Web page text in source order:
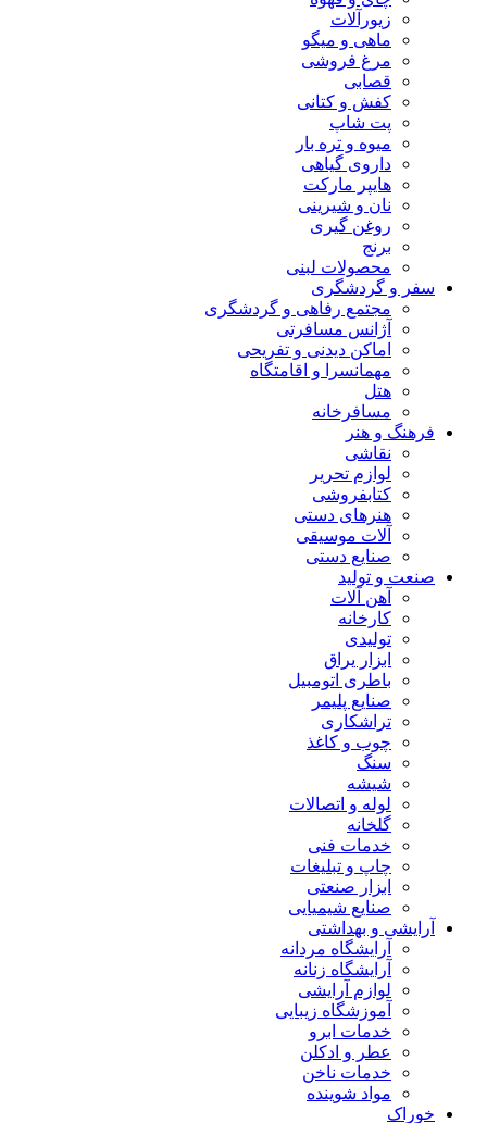
زیورآلات
ماهی و میگو
مرغ فروشی
قصابی
کفش و کتانی
پت شاپ
میوه و تره بار
داروی گیاهی
هایپر مارکت
نان و شیرینی
روغن گیری
برنج
محصولات لبنی
سفر و گردشگری
مجتمع رفاهی و گردشگری
آژانس مسافرتی
اماکن دیدنی و تفریحی
مهمانسرا و اقامتگاه
هتل
مسافرخانه
فرهنگ و هنر
نقاشی
لوازم تحریر
کتابفروشی
هنرهای دستی
آلات موسیقی
صنایع دستی
صنعت و تولید
آهن آلات
کارخانه
تولیدی
ابزار یراق
باطری اتومبیل
صنایع پلیمر
تراشکاری
چوب و کاغذ
سنگ
شیشه
لوله و اتصالات
گلخانه
خدمات فنی
چاپ و تبلیغات
ابزار صنعتی
صنایع شیمیایی
آرایشی و بهداشتی
آرایشگاه مردانه
آرایشگاه زنانه
لوازم آرایشی
آموزشگاه زیبایی
خدمات ابرو
عطر و ادکلن
خدمات ناخن
مواد شوینده
خوراک